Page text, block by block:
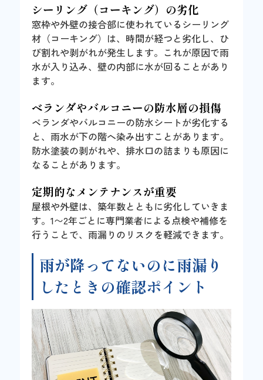
シーリング（コーキング）の劣化
窓枠や外壁の接合部に使われているシーリング
材（コーキング）は、時間が経つと劣化し、ひ
び割れや剥がれが発生します。これが原因で雨
水が入り込み、壁の内部に水が回ることがあり
ます。
ベランダやバルコニーの防水層の損傷
ベランダやバルコニーの防水シートが劣化する
と、雨水が下の階へ染み出すことがあります。
防水塗装の剥がれや、排水口の詰まりも原因に
なることがあります。
定期的なメンテナンスが重要
屋根や外壁は、築年数とともに劣化していきま
す。1〜2年ごとに専門業者による点検や補修を
行うことで、雨漏りのリスクを軽減できます。
雨が降ってないのに雨漏り
したときの確認ポイント